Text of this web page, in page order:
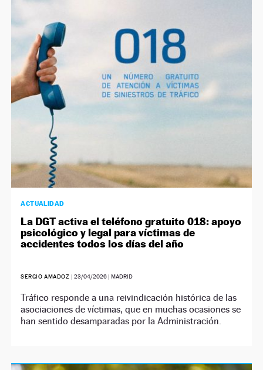
ACTUALIDAD
La DGT activa el teléfono gratuito 018: apoyo
psicológico y legal para víctimas de
accidentes todos los días del año
SERGIO AMADOZ |23/04/2026 | MADRID
Tráfico responde a una reivindicación histórica de las
asociaciones de víctimas, que en muchas ocasiones se
han sentido desamparadas por la Administración.